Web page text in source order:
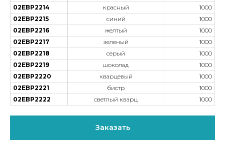
02ЕВР2214
красный
1000
02ЕВР2215
синий
1000
02ЕВР2216
желтый
1000
02ЕВР2217
зеленый
1000
02ЕВР2218
серый
1000
02ЕВР2219
шоколад
1000
02ЕВР2220
кварцевый
1000
02ЕВР2221
бистр
1000
02ЕВР2222
светлый кварц 1000
Заказать